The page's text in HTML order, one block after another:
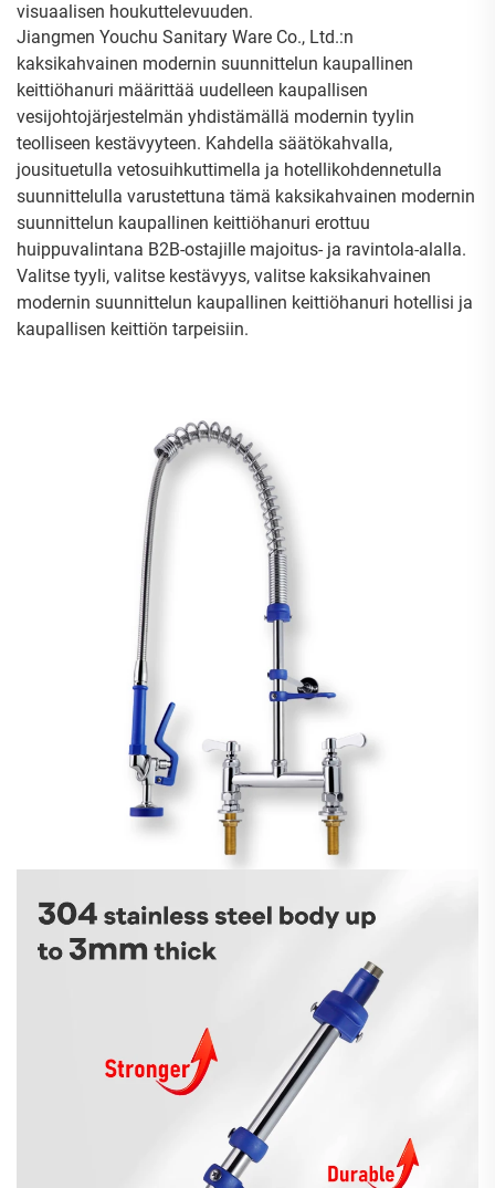
visuaalisen houkuttelevuuden.
Jiangmen Youchu Sanitary Ware Co., Ltd.:n
kaksikahvainen modernin suunnittelun kaupallinen
keittiöhanuri määrittää uudelleen kaupallisen
vesijohtojärjestelmän yhdistämällä modernin tyylin
teolliseen kestävyyteen. Kahdella säätökahvalla,
jousituetulla vetosuihkuttimella ja hotellikohdennetulla
suunnittelulla varustettuna tämä kaksikahvainen modernin
suunnittelun kaupallinen keittiöhanuri erottuu
huippuvalintana B2B-ostajille majoitus- ja ravintola-alalla.
Valitse tyyli, valitse kestävyys, valitse kaksikahvainen
modernin suunnittelun kaupallinen keittiöhanuri hotellisi ja
kaupallisen keittiön tarpeisiin.